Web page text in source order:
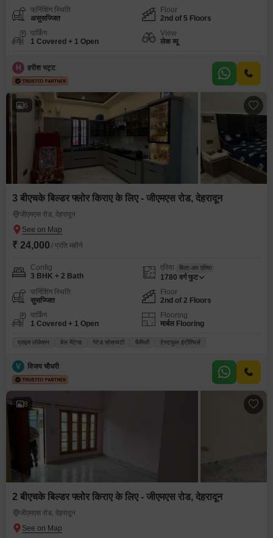
फर्निशिंग स्थिति
असुसज्जित
Floor
2nd of 5 Floors
पार्किंग
1 Covered + 1 Open
View
लेक व्यू
H हरीश भट्ट
6
3 बीएचके बिल्डर फ्लोर किराए के लिए - जीएमएस रोड, देहरादून
जीएमएस रोड, देहरादून
₹ 24,000 / प्रति महीने
Config
3 BHK + 2 Bath
एरिया बिल्ट-अप एरिया
1780 वर्ग फुट
फर्निशिंग स्थिति
सुसज्जित
Floor
2nd of 2 Floors
पार्किंग
1 Covered + 1 Open
Flooring
मार्बल Flooring
प्राइम लोकेशन वेल मेंटेन्ड गेटेड सोसायटी फ़ैमिली टेस्टफुल इंटीरियर्स
V विजय चौधरी
8
2 बीएचके बिल्डर फ्लोर किराए के लिए - जीएमएस रोड, देहरादून
जीएमएस रोड, देहरादून